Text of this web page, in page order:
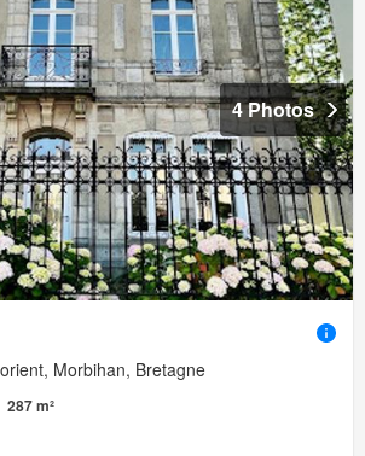
4 Photos
Morbihan, Bretagne
287 m²